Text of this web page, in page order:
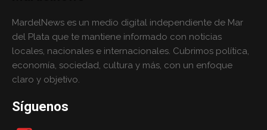
MardelNews es un medio digital independiente de Mar
del Plata que te mantiene informado con noticias
locales, nacionales e internacionales. Cubrimos política,
economía, sociedad, cultura y más, con un enfoque
claro y objetivo.
Síguenos